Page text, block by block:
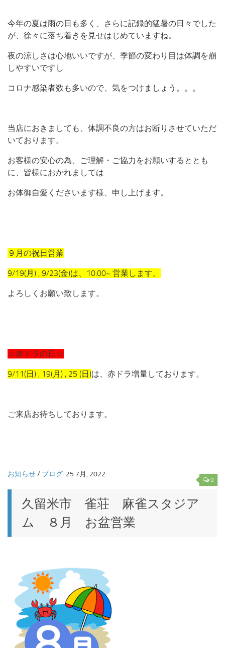
今年の夏は雨の日も多く、さらに記録的猛暑の日々でした
が、徐々に落ち着きを見せはじめていますね。
夜の涼しさは心地いいですが、季節の変わり目は体調を崩
しやすいですし
コロナ感染者数も多いので、気をつけましょう。。。
当店におきましても、体調不良の方はお断りさせていただ
いております。
お客様の安心の為、ご理解・ご協力をお願いするととも
に、皆様におかれましては
お体御自愛くださいます様、申し上げます。
９月の祝日営業
9/19(月) , 9/23(金)は、10:00~ 営業します。
よろしくお願い致します。
☆赤ドラの日☆
9/11(日) , 19(月) , 25 (日)は、赤ドラ増量しております。
ご来店お待ちしております。
0
お知らせ/ ブログ 25 7月, 2022
久留米市 雀荘 麻雀スタジア
ム ８月 お盆営業